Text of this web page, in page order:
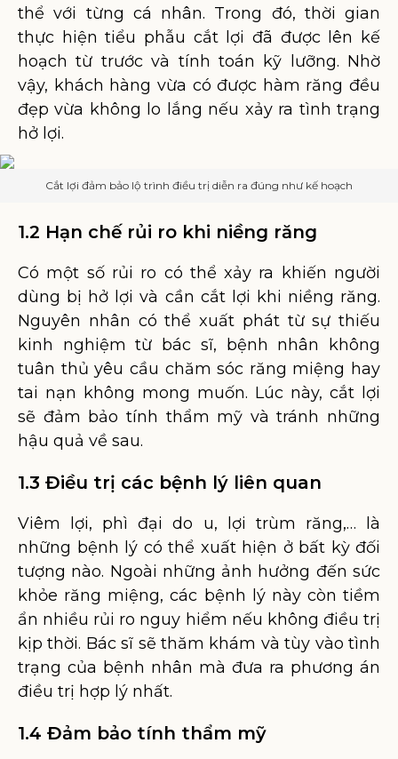
thể với từng cá nhân. Trong đó, thời gian
thực hiện tiểu phẫu cắt lợi đã được lên kế
hoạch từ trước và tính toán kỹ lưỡng. Nhờ
vậy, khách hàng vừa có được hàm răng đều
đẹp vừa không lo lắng nếu xảy ra tình trạng
hở lợi.
Cắt lợi đảm bảo lộ trình điều trị diễn ra đúng như kế hoạch
1.2 Hạn chế rủi ro khi niềng răng
Có một số rủi ro có thể xảy ra khiến người
dùng bị hở lợi và cần cắt lợi khi niềng răng.
Nguyên nhân có thể xuất phát từ sự thiếu
kinh nghiệm từ bác sĩ, bệnh nhân không
tuân thủ yêu cầu chăm sóc răng miệng hay
tai nạn không mong muốn. Lúc này, cắt lợi
sẽ đảm bảo tính thẩm mỹ và tránh những
hậu quả về sau.
1.3 Điều trị các bệnh lý liên quan
Viêm lợi, phì đại do u, lợi trùm răng,… là
những bệnh lý có thể xuất hiện ở bất kỳ đối
tượng nào. Ngoài những ảnh hưởng đến sức
khỏe răng miệng, các bệnh lý này còn tiềm
ẩn nhiều rủi ro nguy hiểm nếu không điều trị
kịp thời. Bác sĩ sẽ thăm khám và tùy vào tình
trạng của bệnh nhân mà đưa ra phương án
điều trị hợp lý nhất.
1.4 Đảm bảo tính thẩm mỹ